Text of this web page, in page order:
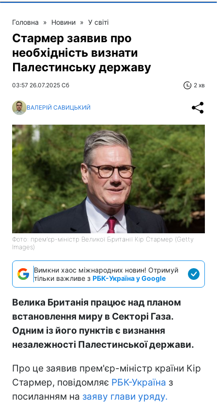
Головна » Новини » У світі
Стармер заявив про
необхідність визнати
Палестинську державу
03:57 26.07.2025 Сб 2 хв
ВАЛЕРІЙ САВИЦЬКИЙ
Фото: прем'єр-міністр Великої Британії Кір Стармер (Getty
Images)
Вимкни хаос міжнародних новин! Отримуй
тільки важливе з РБК-Україна у Google
Велика Британія працює над планом
встановлення миру в Секторі Газа.
Одним із його пунктів є визнання
незалежності Палестинської держави.
Про це заявив прем'єр-міністр країни Кір
Стармер, повідомляє РБК-Україна з
посиланням на заяву глави уряду.